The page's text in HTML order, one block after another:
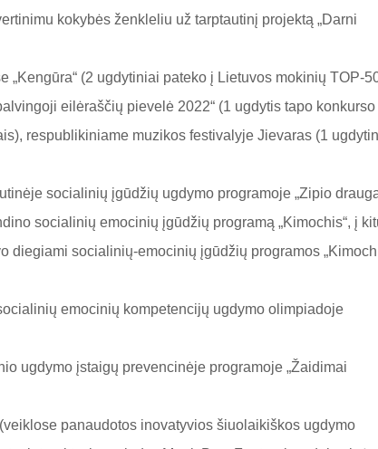
kokybės ženkleliu už tarptautinį projektą „Darni
„Kengūra“ (2 ugdytiniai pateko į Lietuvos mokinių TOP-
eilėraščių pievelė 2022“ (1 ugdytis tapo konkurso
respublikiniame muzikos festivalyje Jievaras (1
socialinių įgūdžių ugdymo programoje „Zipio
socialinių emocinių įgūdžių programą „Kimochis“, į
diegiami socialinių-emocinių įgūdžių programos
emocinių kompetencijų ugdymo olimpiadoje
ugdymo įstaigų prevencinėje programoje „Žaidimai
panaudotos inovatyvios šiuolaikiškos ugdymo